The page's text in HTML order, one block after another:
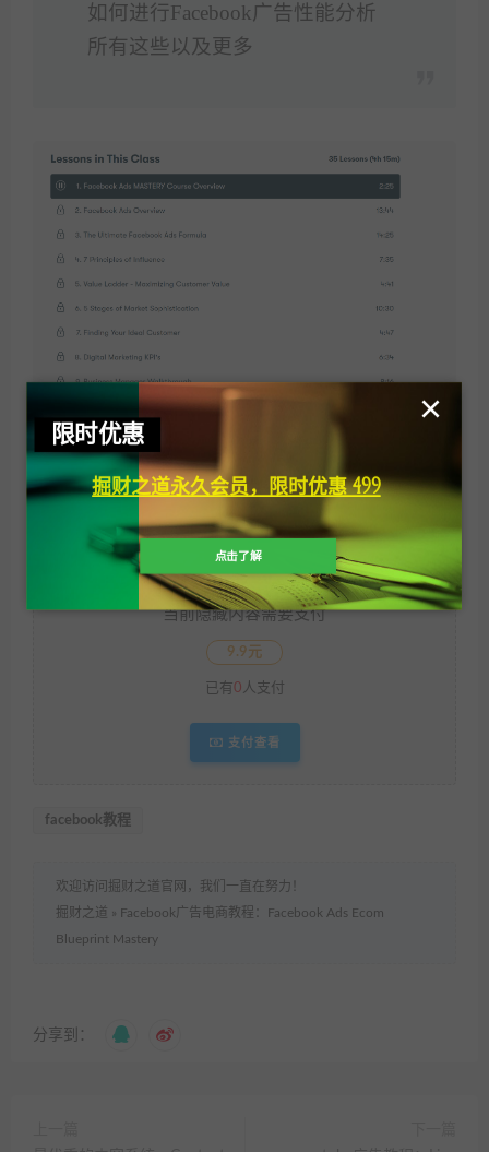
如何进行Facebook广告性能分析
所有这些以及更多
课程下载（VIP免费）：
VIP免费 永久VIP免费
当前隐藏内容需要支付
9.9元
已有0 人支付
支付查看
facebook教程
欢迎访问掘财之道官网，我们一直在努力！
掘财之道 » Facebook广告电商教程：Facebook Ads Ecom
Blueprint Mastery
分享到：
限时优惠
掘财之道永久会员，限时优惠 499
点击了解
×